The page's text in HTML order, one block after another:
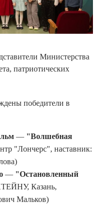
Министерства
патриотических
победители в
— "Волшебная
"Лончерс", наставник:
— "Остановленный
Казань,
Мальков)